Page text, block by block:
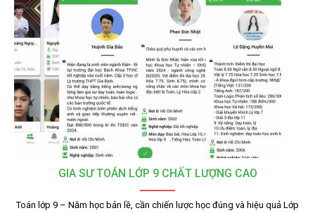
GIA SƯ TOÁN LỚP 9 CHẤT LƯỢNG CAO
Toán lớp 9 – Năm học bản lề, cần chiến lược học đúng và hiệu quả Lớp